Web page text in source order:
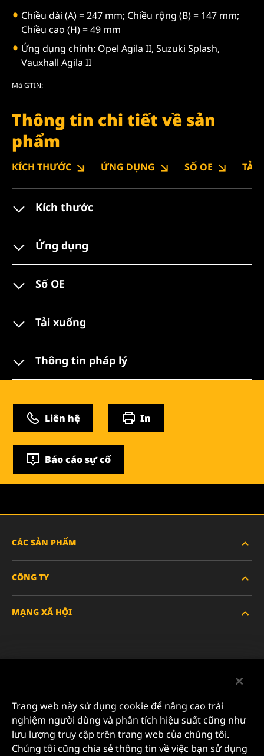
Chiều dài (A) = 247 mm; Chiều rộng (B) = 147 mm;
Chiều cao (H) = 49 mm
Ứng dụng chính: Opel Agila II, Suzuki Splash,
Vauxhall Agila II
Mã GTIN:
Thông tin chi tiết về sản
phẩm
KÍCH THƯỚC ỨNG DỤNG SỐ OE TẢI
Kích thước
Ứng dụng
Số OE
Tải xuống
Thông tin pháp lý
Liên hệ In
Báo cáo sự cố
CÁC SẢN PHẨM
XE HÀNH KHÁCH VÀ XE TẢI NHẸ
CÔNG TY
VỀ CHÚNG TÔI
SỰ NGHIỆP
QUYỀN RIÊNG TƯ DỮ LIỆU
MẠNG XÃ HỘI
Facebook
YouTube
MANN+HUMMEL FILTER TECHNOLOGY (S.E.A.) PTE
Trang web này sử dụng cookie để nâng cao trải
nghiệm người dùng và phân tích hiệu suất cũng như
lưu lượng truy cập trên trang web của chúng tôi.
Chúng tôi cũng chia sẻ thông tin về việc bạn sử dụng